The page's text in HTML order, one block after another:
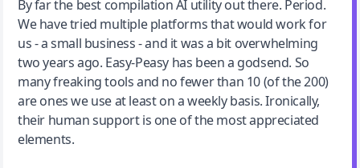
Jeff Wilson
By far the best compilation AI utility
By far the best compilation AI utility out there. Period.
We have tried multiple platforms that would work for
us - a small business - and it was a bit overwhelming
two years ago. Easy-Peasy has been a godsend. So
many freaking tools and no fewer than 10 (of the 200)
are ones we use at least on a weekly basis. Ironically,
their human support is one of the most appreciated
elements.